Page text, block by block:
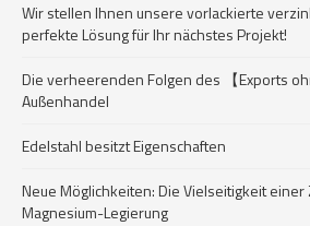
Wir stellen Ihnen unsere vorlackierte
perfekte Lösung für Ihr nächstes Projekt!
Die verheerenden Folgen des 【Exports
Außenhandel
Edelstahl besitzt Eigenschaften
Neue Möglichkeiten: Die Vielseitigkeit
Magnesium-Legierung